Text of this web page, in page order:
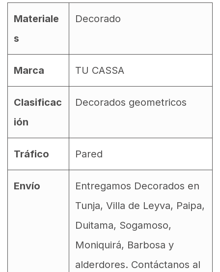
Materiale
s
Decorado
Marca TU CASSA
Clasificac
ión
Decorados geometricos
Tráfico Pared
Envío
Entregamos Decorados en
Tunja, Villa de Leyva, Paipa,
Duitama, Sogamoso,
Moniquirá, Barbosa y
alderdores. Contáctanos al